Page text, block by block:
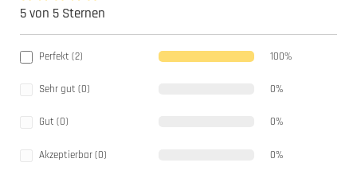
Durchschnittliche Bewertung von 5 von 5 Sternen
5 von 5 Sternen
Perfekt (2) 100%
Sehr gut (0) 0%
Gut (0) 0%
Akzeptierbar (0) 0%